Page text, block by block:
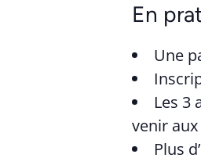
En
Une
Les 3
venir
Plus